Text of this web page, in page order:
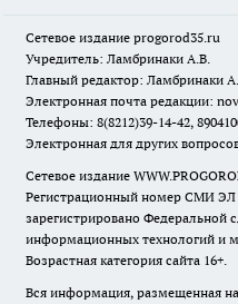
Сетевое издание progorod35.ru
Учредитель: Ламбринаки А.В.
Главный редактор: Ламбринаки
Электронная почта редакции:
Телефоны: 8(8212)39-14-42,
Электронная для других
Сетевое издание
Регистрационный номер СМИ ЭЛ
зарегистрировано Федеральной
информационных технологий и
Возрастная категория сайта 16+.
Вся информация, размещенная